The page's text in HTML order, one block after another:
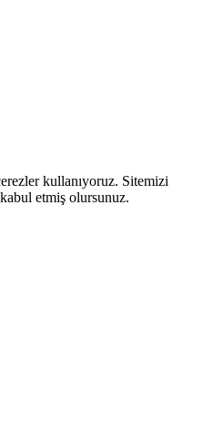
kullanıyoruz. Sitemizi
etmiş olursunuz.